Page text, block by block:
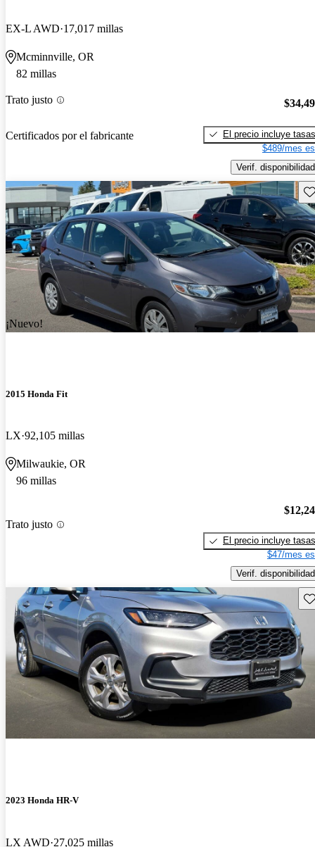
EX-L AWD 17,017 millas
Mcminnville, OR
82 millas
Trato justo
Certificados por el fabricante
El precio incluye tasas
$489/mes
Verif. disponibilidad
¡Nuevo!
2015 Honda Fit
LX 92,105 millas
Milwaukie, OR
96 millas
Trato justo
El precio incluye tasas
$47/mes
Verif. disponibilidad
2023 Honda HR-V
LX AWD 27,025 millas